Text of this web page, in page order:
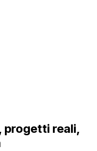
progetti reali,